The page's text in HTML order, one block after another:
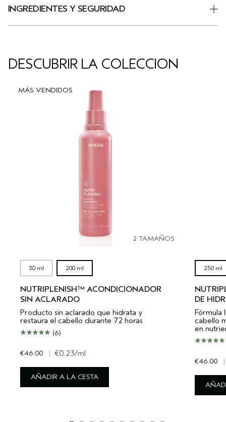
INGREDIENTES Y SEGURIDAD
DESCUBRIR LA COLECCIÓN
MÁS VENDIDOS
2 TAMAÑOS
30 ml 200 ml
NUTRIPLENISH™ ACONDICIONADOR
SIN ACLARADO
Producto sin aclarado que hidrata y
restaura el cabello durante 72 horas
(6)
€46.00 | €0.23/ml
AÑADIR A LA CESTA
250 ml
DE
Fórmula
cabello
en
€46.00 |